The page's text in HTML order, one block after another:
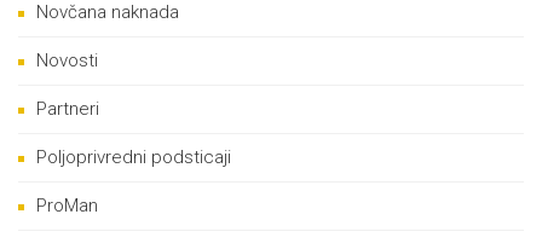
Novčana naknada
Novosti
Partneri
Poljoprivredni podsticaji
ProMan